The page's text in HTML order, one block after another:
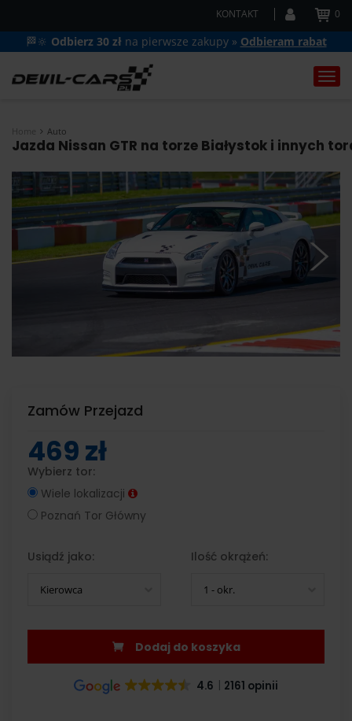
KONTAKT 0
🏁🔆 Odbierz 30 zł na pierwsze zakupy » Odbieram rabat
Home Auto
Jazda Nissan GTR na torze Białystok i innych
Zamów Przejazd
469 zł
Wybierz tor:
Wiele lokalizacji
Poznań Tor Główny
Usiądź jako:
Kierowca
Ilość okrążeń:
1 - okr.
Dodaj do koszyka
4.6 2161 opinii